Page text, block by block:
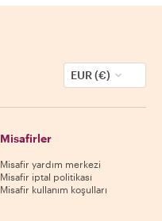
EUR (€)
Misafirler
Misafir yardım merkezi
Misafir iptal politikası
Misafir kullanım koşulları